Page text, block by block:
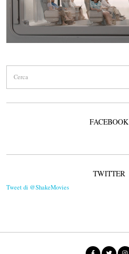
FACEBOOK
TWITTER
Tweet di @ShakeMovies